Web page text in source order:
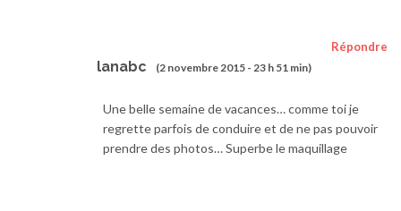
lanabc (2 novembre 2015 - 23 h 51 min)
Répondre
Une belle semaine de vacances… comme toi je
regrette parfois de conduire et de ne pas pouvoir
prendre des photos… Superbe le maquillage